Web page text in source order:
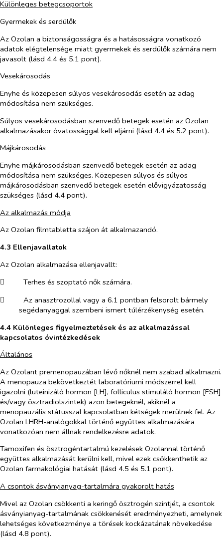
Különleges betegcsoportok
Gyermekek és serdülők
Az Ozolan a biztonságosságra és a hatásosságra vonatkozó
adatok elégtelensége miatt gyermekek és serdülők számára nem
javasolt (lásd 4.4 és 5.1 pont).
Vesekárosodás
Enyhe és közepesen súlyos vesekárosodás esetén az adag
módosítása nem szükséges.
Súlyos vesekárosodásban szenvedő betegek esetén az Ozolan
alkalmazásakor óvatossággal kell eljárni (lásd 4.4 és 5.2 pont).
Májkárosodás
Enyhe májkárosodásban szenvedő betegek esetén az adag
módosítása nem szükséges. Közepesen súlyos és súlyos
májkárosodásban szenvedő betegek esetén elővigyázatosság
szükséges (lásd 4.4 pont).
Az alkalmazás módja
Az Ozolan filmtabletta szájon át alkalmazandó.
4.3 Ellenjavallatok
Az Ozolan alkalmazása ellenjavallt:
​
Terhes és szoptató nők számára.
​
Az anasztrozollal vagy a 6.1 pontban felsorolt bármely
segédanyaggal szembeni ismert túlérzékenység esetén.
4.4 Különleges figyelmeztetések és az alkalmazással
kapcsolatos óvintézkedések
Általános
Az Ozolant premenopauzában lévő nőknél nem szabad alkalmazni.
A menopauza bekövetkeztét laboratóriumi módszerrel kell
igazolni (luteinizáló hormon [LH], folliculus stimuláló hormon [FSH]
és/vagy ösztradiolszintek) azon betegeknél, akiknél a
menopauzális státusszal kapcsolatban kétségek merülnek fel. Az
Ozolan LHRH-analógokkal történő együttes alkalmazására
vonatkozóan nem állnak rendelkezésre adatok.
Tamoxifen és ösztrogéntartalmú kezelések Ozolannal történő
együttes alkalmazását kerülni kell, mivel ezek csökkenthetik az
Ozolan farmakológiai hatását (lásd 4.5 és 5.1 pont).
A csontok ásványianyag-tartalmára gyakorolt hatás
Mivel az Ozolan csökkenti a keringő ösztrogén szintjét, a csontok
ásványianyag-tartalmának csökkenését eredményezheti, amelynek
lehetséges következménye a törések kockázatának növekedése
(lásd 4.8 pont).